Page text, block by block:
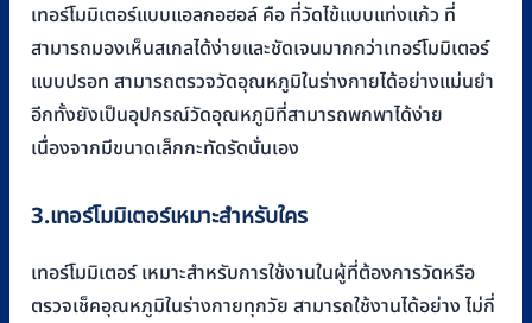
เทอร์โมมิเตอร์แบบแอลกอฮอล์ คือ ที่วัดไข้แบบแท่งแก้ว ที่
สามารถมองเห็นสเกลได้ง่ายและชัดเจนมากกว่าเทอร์โมมิเตอร์
แบบปรอท สามารถตรวจวัดอุณหภูมิในร่างกายได้อย่างแม่นยำ
อีกทั้งยังเป็นอุปกรณ์วัดอุณหภูมิที่สามารถพกพาได้ง่าย
เนื่องจากมีขนาดเล็กกะทัดรัดนั่นเอง
3.เทอร์โมมิเตอร์เหมาะสำหรับใคร
เทอร์โมมิเตอร์ เหมาะสำหรับการใช้งานในผู้ที่ต้องการวัดหรือ
ตรวจเช็คอุณหภูมิในร่างกายทุกวัย สามารถใช้งานได้อย่าง ไม่กี่